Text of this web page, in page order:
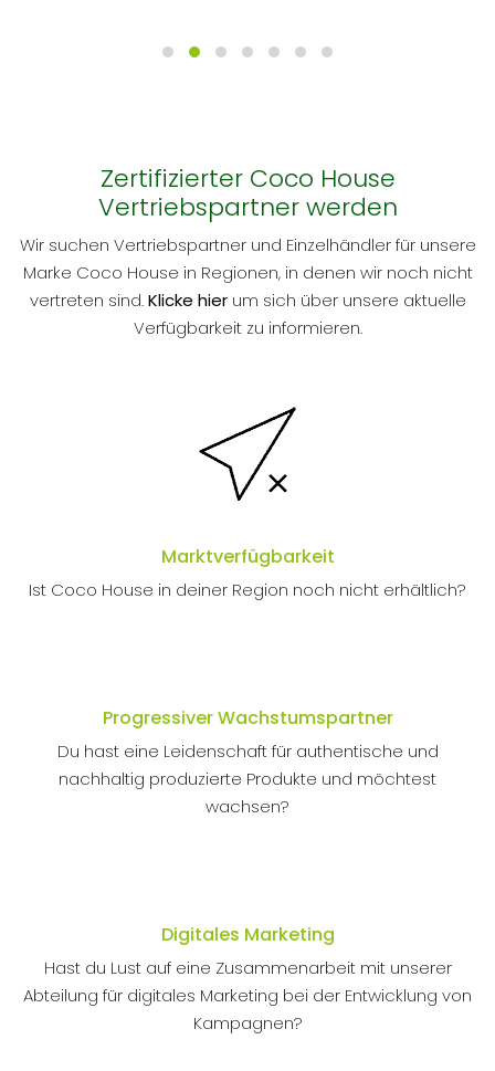
Zertifizierter Coco House
Vertriebspartner werden
Wir suchen Vertriebspartner und Einzelhändler für unsere
Marke Coco House in Regionen, in denen wir noch nicht
vertreten sind.Klicke hierum sich über unsere aktuelle
Verfügbarkeit zu informieren.
Marktverfügbarkeit
Ist Coco House in deiner Region noch nicht erhältlich?
Progressiver Wachstumspartner
Du hast eine Leidenschaft für authentische und
nachhaltig produzierte Produkte und möchtest
wachsen?
Digitales Marketing
Hast du Lust auf eine Zusammenarbeit mit unserer
Abteilung für digitales Marketing bei der Entwicklung von
Kampagnen?